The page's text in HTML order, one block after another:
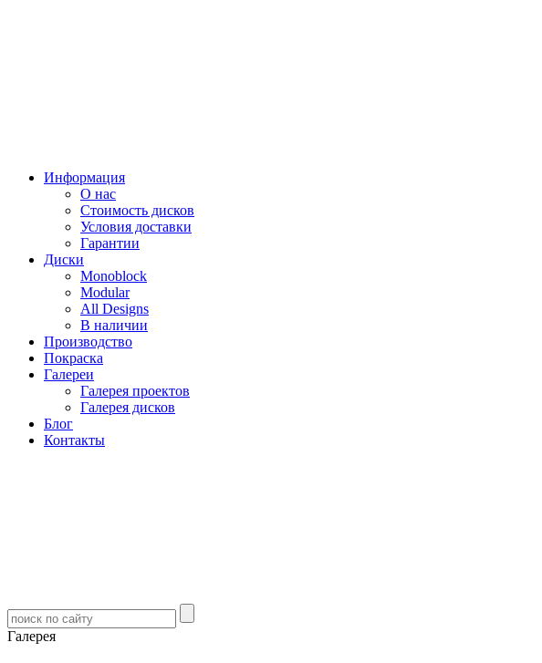
Информация
О нас
Стоимость дисков
Условия доставки
Гарантии
Диски
Monoblock
Modular
All Designs
В наличии
Производство
Покраска
Галереи
Галерея проектов
Галерея дисков
Блог
Контакты
Галерея